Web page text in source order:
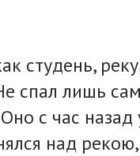
студень,
спал лишь
с час назад
над